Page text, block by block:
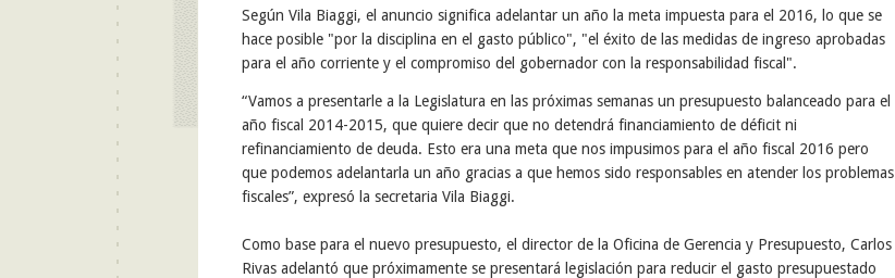
Según Vila Biaggi, el anuncio significa adelantar un año la meta impuesta para el 2016, lo que se
hace posible "por la disciplina en el gasto público", "el éxito de las medidas de ingreso aprobadas
para el año corriente y el compromiso del gobernador con la responsabilidad fiscal".
“Vamos a presentarle a la Legislatura en las próximas semanas un presupuesto balanceado para el
año fiscal 2014-2015, que quiere decir que no detendrá financiamiento de déficit ni
refinanciamiento de deuda. Esto era una meta que nos impusimos para el año fiscal 2016 pero
que podemos adelantarla un año gracias a que hemos sido responsables en atender los problemas
fiscales”, expresó la secretaria Vila Biaggi.
Como base para el nuevo presupuesto, el director de la Oficina de Gerencia y Presupuesto, Carlos
Rivas adelantó que próximamente se presentará legislación para reducir el gasto presupuestado